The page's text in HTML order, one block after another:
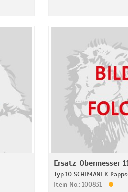
Ersatz-Obermesser
Typ 10 SCHIMANEK
Item No.: 100831